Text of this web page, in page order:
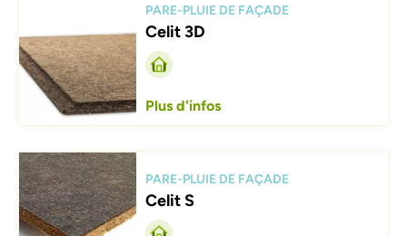
PARE-PLUIE DE FAÇADE
Celit 3D
Plus d'infos
Afbeelding
PARE-PLUIE DE FAÇADE
Celit S